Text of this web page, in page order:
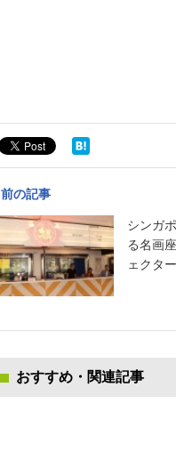
前の記事
シンガ
る名画
ェクター
おすすめ・関連記事